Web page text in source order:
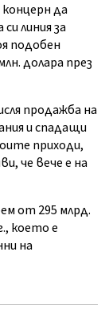
да
линия за
подобен
долара през
продажба на
и спадащи
приходи,
че вече е на
от 295 млрд.
което е
на